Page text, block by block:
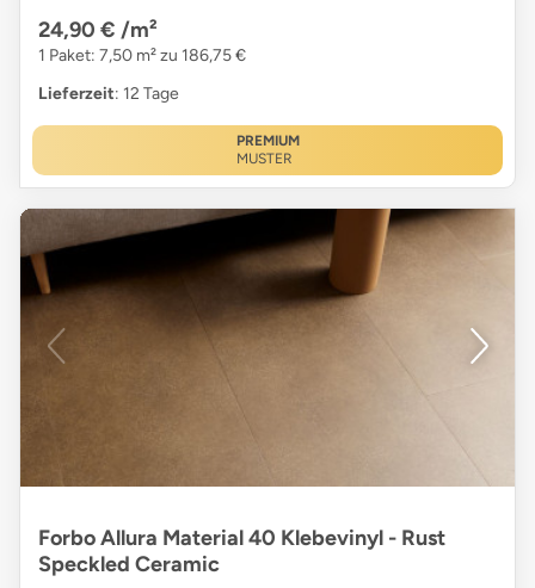
24,90 € /m²
1 Paket: 7,50 m² zu 186,75 €
Lieferzeit: 12 Tage
PREMIUM
MUSTER
Forbo Allura Material 40 Klebevinyl - Rust
Speckled Ceramic